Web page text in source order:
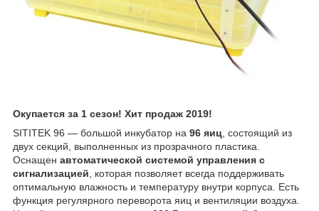
Окупается за 1 сезон! Хит продаж 2019!
SITITEK 96 — большой инкубатор на 96 яиц , состоящий из
двух секций, выполненных из прозрачного пластика.
Оснащен автоматической системой управления с
сигнализацией , которая позволяет всегда поддерживать
оптимальную влажность и температуру внутри корпуса. Есть
функция регулярного переворота яиц и вентиляции воздуха.